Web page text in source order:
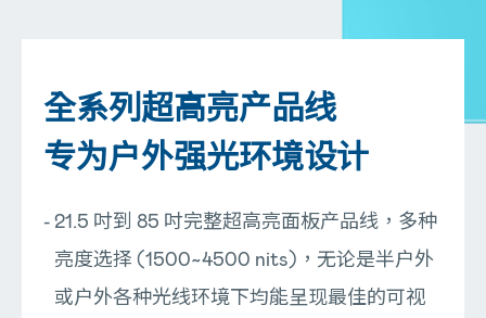
全系列超高亮产品线
专为户外强光环境设计
21.5 吋到 85 吋完整超高亮面板产品线，多种
亮度选择 (1500~4500 nits)，无论是半户外
或户外各种光线环境下均能呈现最佳的可视